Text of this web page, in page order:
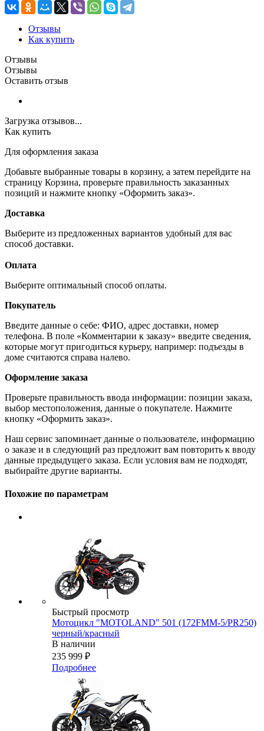
Отзывы
Как купить
Отзывы
Отзывы
Оставить отзыв
Загрузка отзывов...
Как купить
Для оформления заказа
Добавьте выбранные товары в корзину, а затем перейдите на
страницу Корзина, проверьте правильность заказанных
позиций и нажмите кнопку «Оформить заказ».
Доставка
Выберите из предложенных вариантов удобный для вас
способ доставки.
Оплата
Выберите оптимальный способ оплаты.
Покупатель
Введите данные о себе: ФИО, адрес доставки, номер
телефона. В поле «Комментарии к заказу» введите сведения,
которые могут пригодиться курьеру, например: подъезды в
доме считаются справа налево.
Оформление заказа
Проверьте правильность ввода информации: позиции заказа,
выбор местоположения, данные о покупателе. Нажмите
кнопку «Оформить заказ».
Наш сервис запоминает данные о пользователе, информацию
о заказе и в следующий раз предложит вам повторить к вводу
данные предыдущего заказа. Если условия вам не подходят,
выбирайте другие варианты.
Похожие по параметрам
Быстрый просмотр
Мотоцикл "MOTOLAND" 501 (172FMM-5/PR250)
черный/красный
В наличии
235 999 ₽
Подробнее